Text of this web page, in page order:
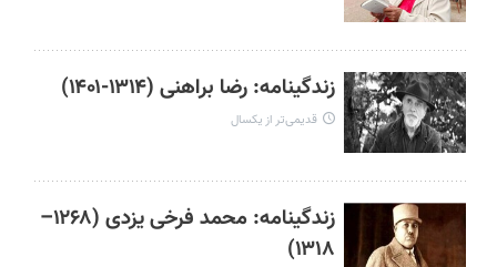
زندگینامه: رضا براهنی (۱۳۱۴-۱۴۰۱)
قدیمی‌تر از یکسال
زندگینامه: محمد فرخی یزدی (۱۲۶۸–
۱۳۱۸)